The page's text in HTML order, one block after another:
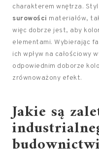
charakterem wnętrza.
surowości materiałów,
więc dobrze jest, aby
elementami. Wybierając
ich wpływ na całościowy
odpowiednim doborze
zrównoważony efekt.
Jakie są